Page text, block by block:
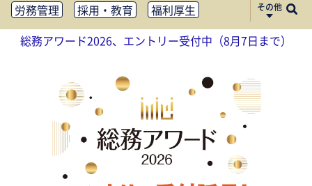
労務管理 採用・教育
福利厚生
健康経営
働き方改革
法務・コンプライアンス
リスクマネジメント・BCP
社外・社内広報
社外・社内コミュニケーション活性化
FM・オフィス移転
CSR・SDGs
テクノロジー活用・DX
助成金・補助金・コスト削減
アウトソーシング・BPO
調査・レポート
その他
総務アワード2026、エントリー受付中（8月7日まで）